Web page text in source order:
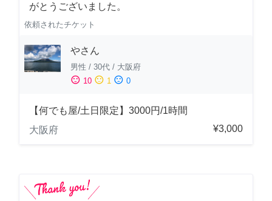
がとうございました。
依頼されたチケット
やさん
男性 / 30代 / 大阪府
sentiment_satisfied 10 sentiment_neutral 1 sentiment_dissatisfied 0
【何でも屋/土日限定】3000円/1時間
大阪府
¥3,000